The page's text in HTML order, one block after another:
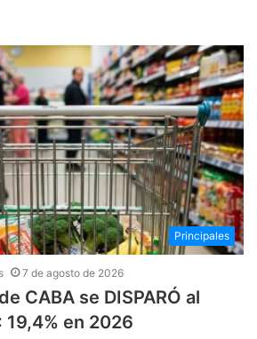
Principales
7 de agosto de 2026
CABA se DISPARÓ al
19,4% en 2026